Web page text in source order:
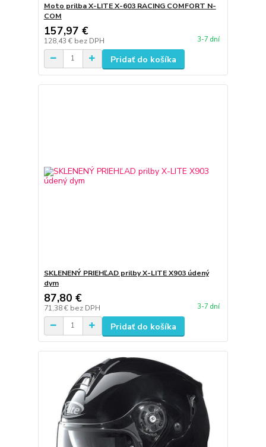
Moto prilba X-LITE X-603 RACING COMFORT N-
COM
157,97 €
128,43 € bez DPH 3-7 dní
Pridať do košíka
SKLENENÝ PRIEHĽAD prilby X-LITE X903 údený
dym
87,80 €
71,38 € bez DPH 3-7 dní
Pridať do košíka